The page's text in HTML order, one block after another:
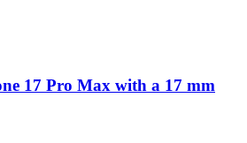
17 Pro Max with a 17 mm